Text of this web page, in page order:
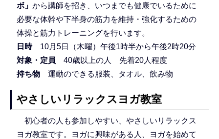
ボ」 から講師を招き、いつまでも健康でいるために
必要な体幹や下半身の筋力を維持・強化するための
体操と筋力トレーニングを行います。
日時10月5日（木曜）午後1時半から午後2時20分
対象・定員 40歳以上の人 先着20人程度
持ち物運動のできる服装、タオル、飲み物
やさしいリラックスヨガ教室
初心者の人も参加しやすい、やさしいリラックス
ヨガ教室です。ヨガに興味がある人、ヨガを始めて